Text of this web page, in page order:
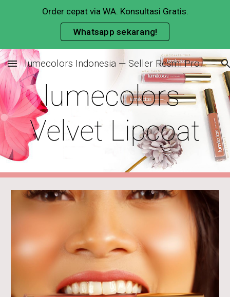
Skip to main content
Order cepat via WA. Konsultasi Gratis.
Whatsapp sekarang!
lumecolors Indonesia — Seller Resmi Produk Original & Cara Join Member
lumecolors
Velvet Lipcoat